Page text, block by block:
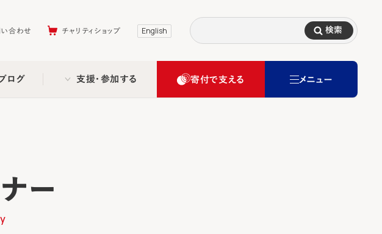
合わせ
チャリティショップ English 検索
ログ 支援・参加する 寄付で支える メニュー
ー